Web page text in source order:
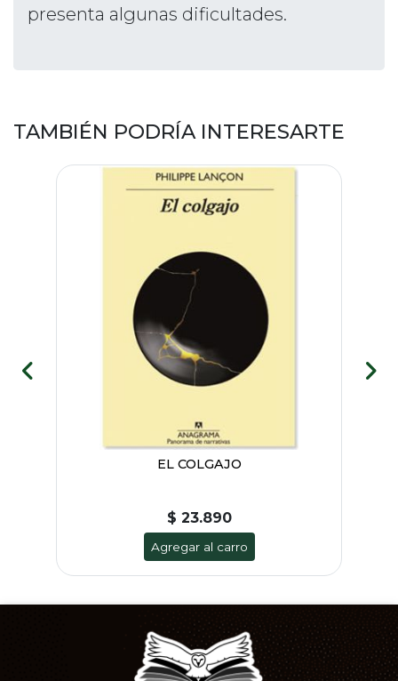
presenta algunas dificultades.
TAMBIÉN PODRÍA INTERESARTE
EL COLGAJO
$ 23.890
Agregar al carro